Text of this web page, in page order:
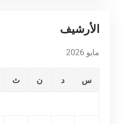
الأرشيف
مايو 2026
س د ن ث